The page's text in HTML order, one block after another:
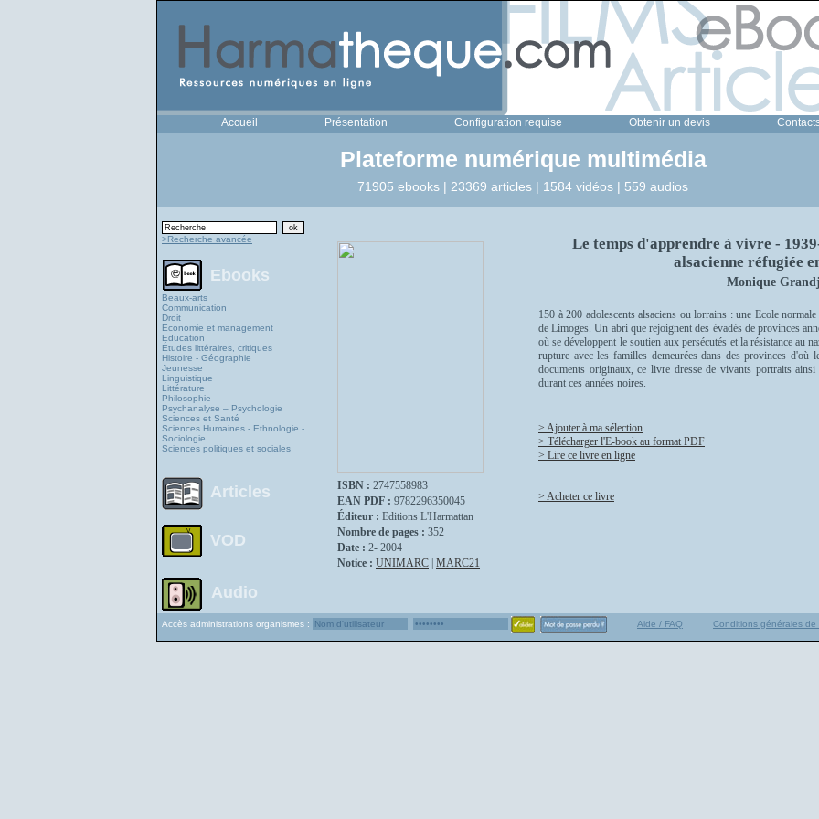
Accueil Présentation Configuration requise Obtenir un devis
Plateforme numérique multimédia
71905 ebooks | 23369 articles | 1584 vidéos | 559 audios
>Recherche avancée
Ebooks
Beaux-arts
Communication
Droit
Economie et management
Education
Études littéraires, critiques
Histoire - Géographie
Jeunesse
Linguistique
Littérature
Philosophie
Psychanalyse – Psychologie
Sciences et Santé
Sciences Humaines - Ethnologie -
Sociologie
Sciences politiques et sociales
Articles
VOD
Audio
ISBN : 2747558983
EAN PDF : 9782296350045
Éditeur : Editions L'Harmattan
Nombre de pages : 352
Date : 2- 2004
Notice : UNIMARC MARC21
Le temps d'apprendre à vivre -
alsacienne réfugiée
Monique
150 à 200 adolescents alsaciens ou lorrains : une Ecole
de Limoges. Un abri que rejoignent des évadés de provinces
où se développent le soutien aux persécutés et la résistance au
rupture avec les familles demeurées dans des provinces d'où
documents originaux, ce livre dresse de vivants portraits
durant ces années noires.
> Ajouter à ma sélection
> Télécharger l'E-book au format PDF
> Lire ce livre en ligne
> Acheter ce livre
Accès administrations organismes : Aide / FAQ Conditions générales de